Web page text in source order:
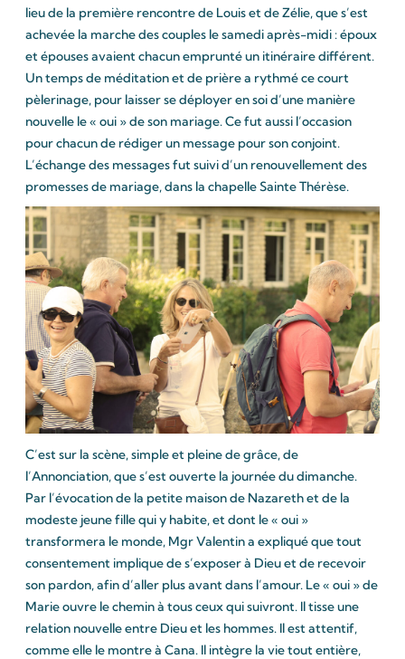
lieu de la première rencontre de Louis et de Zélie, que s’est
achevée la marche des couples le samedi après-midi : époux
et épouses avaient chacun emprunté un itinéraire différent.
Un temps de méditation et de prière a rythmé ce court
pèlerinage, pour laisser se déployer en soi d’une manière
nouvelle le « oui » de son mariage. Ce fut aussi l’occasion
pour chacun de rédiger un message pour son conjoint.
L’échange des messages fut suivi d’un renouvellement des
promesses de mariage, dans la chapelle Sainte Thérèse.
C’est sur la scène, simple et pleine de grâce, de
l’Annonciation, que s’est ouverte la journée du dimanche.
Par l’évocation de la petite maison de Nazareth et de la
modeste jeune fille qui y habite, et dont le « oui »
transformera le monde, Mgr Valentin a expliqué que tout
consentement implique de s’exposer à Dieu et de recevoir
son pardon, afin d’aller plus avant dans l’amour. Le « oui » de
Marie ouvre le chemin à tous ceux qui suivront. Il tisse une
relation nouvelle entre Dieu et les hommes. Il est attentif,
comme elle le montre à Cana. Il intègre la vie tout entière,